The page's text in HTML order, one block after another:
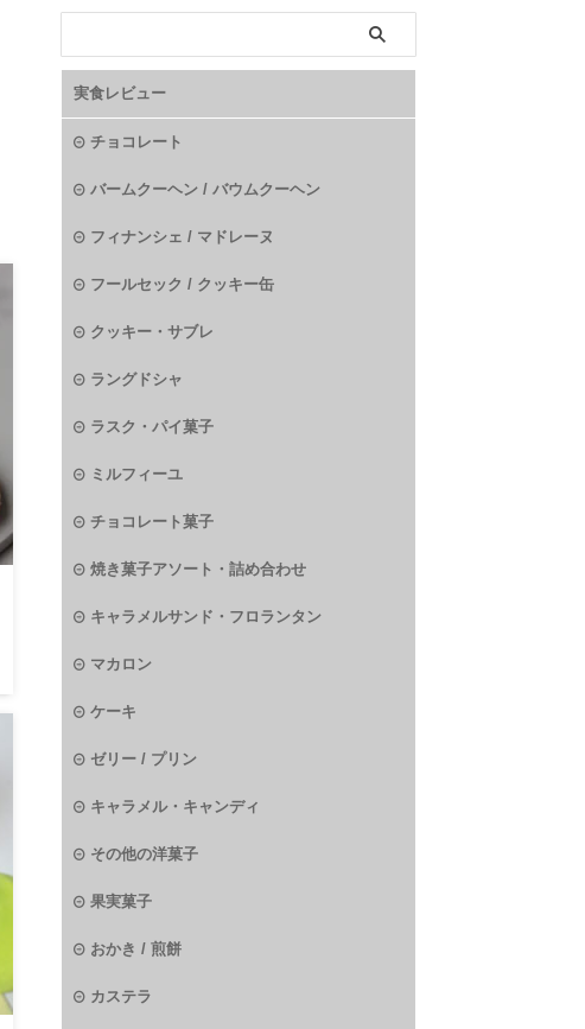
実食レビュー
チョコレート
バームクーヘン / バウムクーヘン
フィナンシェ / マドレーヌ
フールセック / クッキー缶
クッキー・サブレ
ラングドシャ
ラスク・パイ菓子
ミルフィーユ
チョコレート菓子
焼き菓子アソート・詰め合わせ
キャラメルサンド・フロランタン
マカロン
ケーキ
ゼリー / プリン
キャラメル・キャンディ
その他の洋菓子
果実菓子
おかき / 煎餅
カステラ